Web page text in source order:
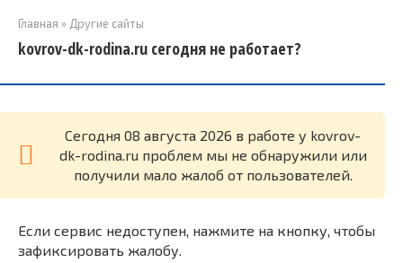
Главная » Другие сайты
kovrov-dk-rodina.ru сегодня не работает?
Cегодня 08 августа 2026 в работе у kovrov-
dk-rodina.ru проблем мы не обнаружили или
получили мало жалоб от пользователей.
Если сервис недоступен, нажмите на кнопку, чтобы
зафиксировать жалобу.